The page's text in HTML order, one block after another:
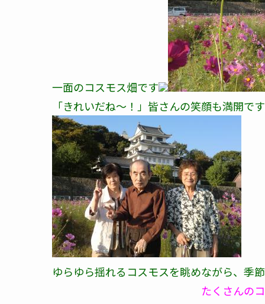
一面のコスモス畑です
「きれいだね～！」皆さんの笑顔も満開です
ゆらゆら揺れるコスモスを眺めながら、季
たくさんのコ